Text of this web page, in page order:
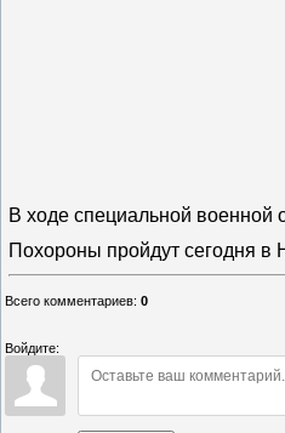
В ходе специальной
Похороны пройдут сегодня в
Всего комментариев: 0
Войдите: